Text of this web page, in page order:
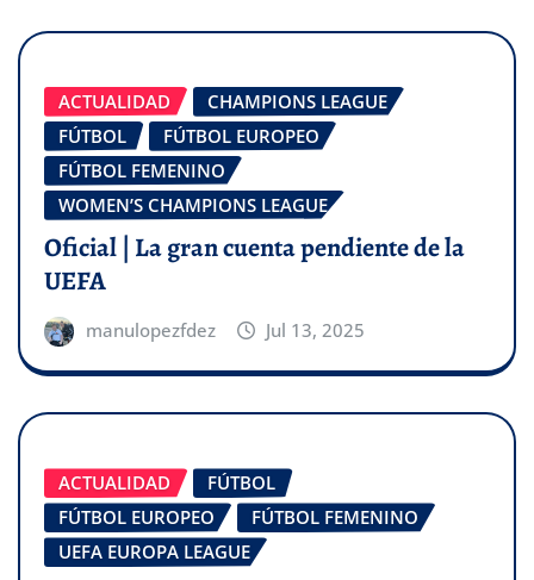
ACTUALIDAD
CHAMPIONS LEAGUE
FÚTBOL
FÚTBOL EUROPEO
FÚTBOL FEMENINO
WOMEN’S CHAMPIONS LEAGUE
Oficial | La gran cuenta pendiente de la
UEFA
manulopezfdez Jul 13, 2025
ACTUALIDAD
FÚTBOL
FÚTBOL EUROPEO
FÚTBOL FEMENINO
UEFA EUROPA LEAGUE